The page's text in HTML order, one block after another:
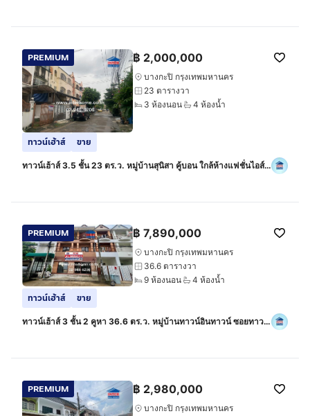
PREMIUM ฿ 2,000,000
บางกะปิ กรุงเทพมหานคร
23 ตารางวา
3 ห้องนอน
4 ห้องน้ำ
ทาวน์เฮ้าส์ ขาย
ทาวน์เฮ้าส์ 3.5 ชั้น 23 ตร.ว. หมู่บ้านสุนิสา คู้บอน ใกล้ห้างแฟชั่นไอส์
PREMIUM ฿ 7,890,000
บางกะปิ กรุงเทพมหานคร
36.6 ตารางวา
9 ห้องนอน
4 ห้องน้ำ
ทาวน์เฮ้าส์ ขาย
ทาวน์เฮ้าส์ 3 ชั้น 2 คูหา 36.6 ตร.ว. หมู่บ้านทาวน์อินทาวน์ ซอยทาวน์
PREMIUM ฿ 2,980,000
บางกะปิ กรุงเทพมหานคร